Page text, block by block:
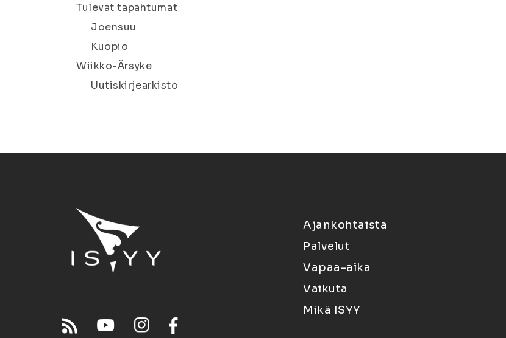
Tulevat tapahtumat
Joensuu
Kuopio
Wiikko-Ärsyke
Uutiskirjearkisto
Ajankohtaista
Palvelut
Vapaa-aika
Vaikuta
Mikä ISYY